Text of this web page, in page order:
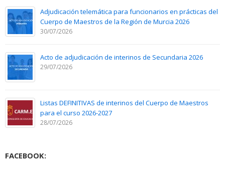
Adjudicación telemática para funcionarios en prácticas del
Cuerpo de Maestros de la Región de Murcia 2026
30/07/2026
Acto de adjudicación de interinos de Secundaria 2026
29/07/2026
Listas DEFINITIVAS de interinos del Cuerpo de Maestros
para el curso 2026-2027
28/07/2026
FACEBOOK: